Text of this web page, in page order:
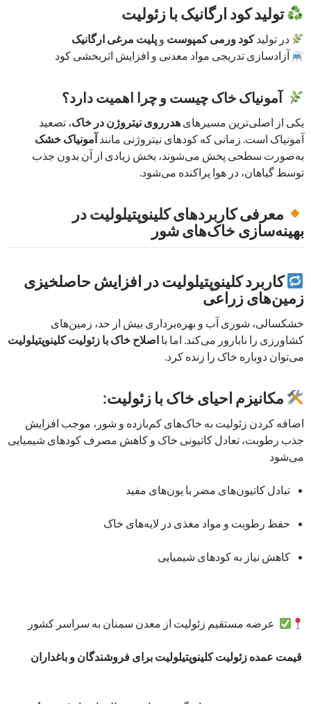
تولید کود ارگانیک با زئولیت
در تولیدکود ورمی‌ کمپوست وپلیت مرغی ارگانیک
آزادسازی تدریجی مواد معدنی و افزایش اثربخشی کود
آمونیاک خاک چیست و چرا اهمیت دارد؟
یکی از اصلی‌ترین مسیرهای هدرروی نیتروژن در خاک، تصعید
آمونیاک است. زمانی که کودهای نیتروژنی مانند آمونیاک خشک
به‌صورت سطحی پخش می‌شوند، بخش زیادی از آن بدون جذب
توسط گیاهان، در هوا پراکنده می‌شود.
معرفی کاربردهای کلینوپتیلولیت در
بهینه‌سازی خاک‌های شور
کاربرد کلینوپتیلولیت در افزایش حاصلخیزی
زمین‌های زراعی
خشکسالی، شوری آب و بهره‌برداری بیش از حد، زمین‌های
کشاورزی را نابارور می‌کند. اما با اصلاح خاک با زئولیت کلینوپتیلولیت
می‌توان دوباره خاک را زنده کرد.
مکانیزم احیای خاک با زئولیت:
اضافه کردن زئولیت به خاک‌های کم‌بازده و شور، موجب افزایش
جذب رطوبت، تعادل کاتیونی خاک و کاهش مصرف کودهای شیمیایی
می‌شود
تبادل کاتیون‌های مضر با یون‌های مفید
حفظ رطوبت و مواد مغذی در لایه‌های خاک
کاهش نیاز به کودهای شیمیایی
عرضه مستقیم زئولیت از معدن سمنان به سراسر کشور
قیمت عمده زئولیت کلینوپتیلولیت برای فروشندگان و باغداران